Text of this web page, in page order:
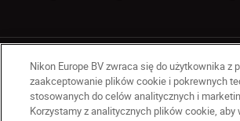
Nikon Europe BV zwraca się do użytkownika z
zaakceptowanie plików cookie i pokrewnych
stosowanych do celów analitycznych i
Korzystamy z analitycznych plików cookie, aby